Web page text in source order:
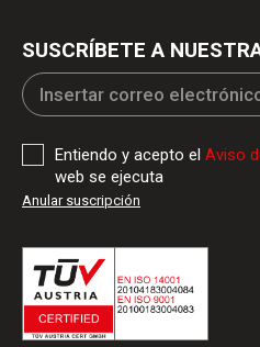
SUSCRÍBETE A
Entiendo y acepto el Aviso
web se ejecuta
Anular suscripción